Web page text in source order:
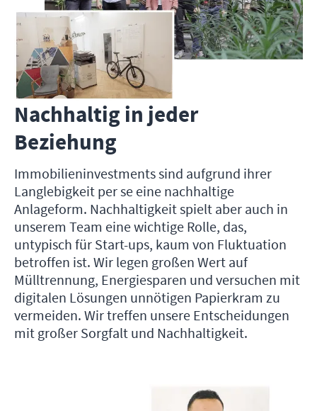
Nachhaltig in jeder
Beziehung
Immobilieninvestments sind aufgrund ihrer
Langlebigkeit per se eine nachhaltige
Anlageform. Nachhaltigkeit spielt aber auch in
unserem Team eine wichtige Rolle, das,
untypisch für Start-ups, kaum von Fluktuation
betroffen ist. Wir legen großen Wert auf
Mülltrennung, Energiesparen und versuchen mit
digitalen Lösungen unnötigen Papierkram zu
vermeiden. Wir treffen unsere Entscheidungen
mit großer Sorgfalt und Nachhaltigkeit.